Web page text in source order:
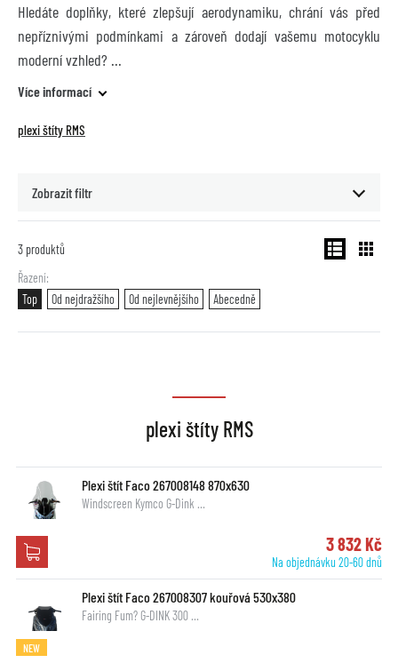
Hledáte doplňky, které zlepšují aerodynamiku, chrání vás před
nepříznivými podmínkami a zároveň dodají vašemu motocyklu
moderní vzhled?
Více informací
plexi štíty RMS
Zobrazit filtr
3 produktů
Řazení
Top
Od nejdražšího Od nejlevnějšího Abecedně
plexi štíty RMS
Plexi štít Faco 267008148 870x630
Windscreen Kymco G-Dink …
3 832 Kč
Na objednávku 20-60 dnů
Plexi štít Faco 267008307 kouřová 530x380
Fairing Fum? G-DINK 300 …
NEW